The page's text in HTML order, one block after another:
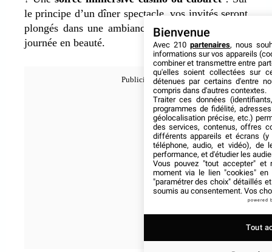
le principe d’un dîner spectacle, vos invités seront
plongés dans une ambiance festive pour clore la
journée en beauté.
Bienvenue
Avec 210 partenaires, nous
informations sur vos appareils
combiner et transmettre entre
qu'elles soient collectées sur
détenues par certains d'entre
compris dans d'autres contextes.
Traiter ces données
programmes de fidélité,
géolocalisation précise, etc.)
des services, contenus, offres
différents appareils et écrans (y
téléphone, audio, et vidéo), de
performance, et d'étudier les
Vous pouvez "tout accepter" et
moment via le lien "cookies" en
"paramétrer des choix" détaillés
soumis au consentement. Vos
powered
Tout